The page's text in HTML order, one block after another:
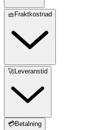
🧺Fraktkostnad
🚀Leveranstid
💳Betalning